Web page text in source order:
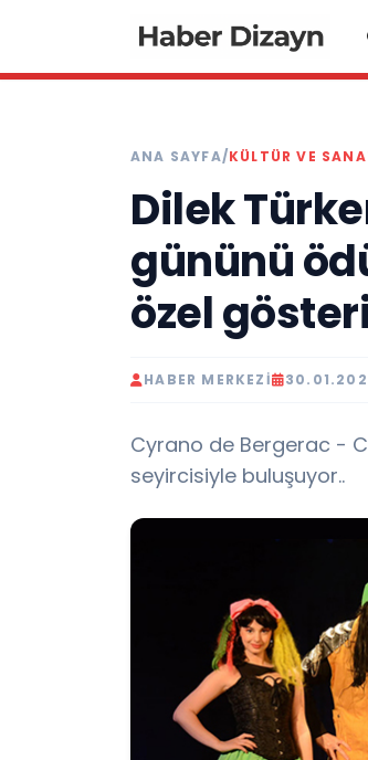
ANA SAYFA/KÜLTÜR VE
Dilek
gününü
özel
HABER MERKEZI
Cyrano de Bergerac -
seyircisiyle buluşuyor..